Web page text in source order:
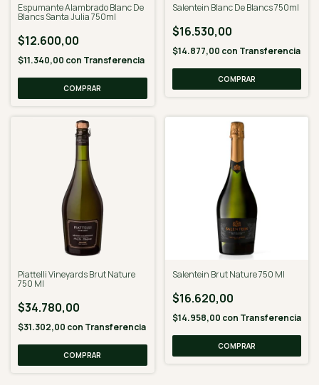
Espumante Alambrado Blanc De
Blancs Santa Julia 750ml
$12.600,00
$11.340,00 con Transferencia
Salentein Blanc De Blancs 750ml
$16.530,00
$14.877,00 con Transferencia
Piattelli Vineyards Brut Nature
750 Ml
$34.780,00
$31.302,00 con Transferencia
Salentein Brut Nature 750 Ml
$16.620,00
$14.958,00 con Transferencia